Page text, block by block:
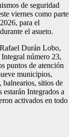
de seguridad
viernes como parte
para el
el asueto.
Durán Lobo,
número 23,
puntos de atención
municipios,
balnearios, sitios de
Integrados a
activados en todo